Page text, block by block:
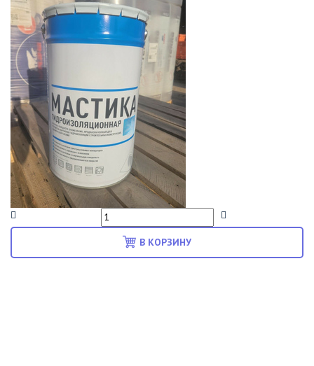
В КОРЗИНУ